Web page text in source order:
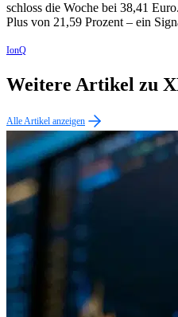
schloss die Woche bei 38,41
Plus von 21,59 Prozent – ein
IonQ
Weitere Artikel zu
Alle Artikel anzeigen